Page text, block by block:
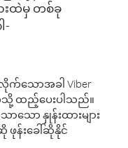
းထဲမှ တစ်ခု
-
သောအခါ Viber
ထည့်ပေးပါသည်။
ော နှုန်းထားများ
ဖုန်းခေါ်ဆိုနိုင်